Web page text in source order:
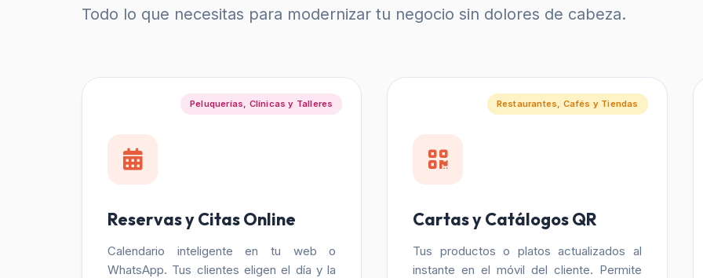
Todo lo que necesitas para modernizar tu negocio sin dolores de cabeza.
Peluquerías, Clínicas y Talleres
Reservas y Citas Online
Calendario inteligente en tu web o
WhatsApp. Tus clientes eligen el día y la
Restaurantes, Cafés y Tiendas
Cartas y Catálogos QR
Tus productos o platos actualizados al
instante en el móvil del cliente. Permite